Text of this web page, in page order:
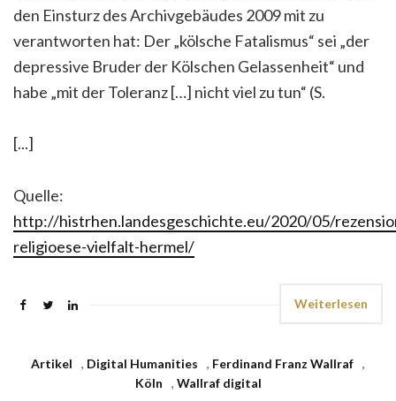
den Einsturz des Archivgebäudes 2009 mit zu
verantworten hat: Der „kölsche Fatalismus“ sei „der
depressive Bruder der Kölschen Gelassenheit“ und
habe „mit der Toleranz […] nicht viel zu tun“ (S.
[...]
Quelle:
http://histrhen.landesgeschichte.eu/2020/05/
religioese-vielfalt-hermel/
Weiterlesen
Artikel , Digital Humanities , Ferdinand Franz Wallraf ,
Köln
, Wallraf digital